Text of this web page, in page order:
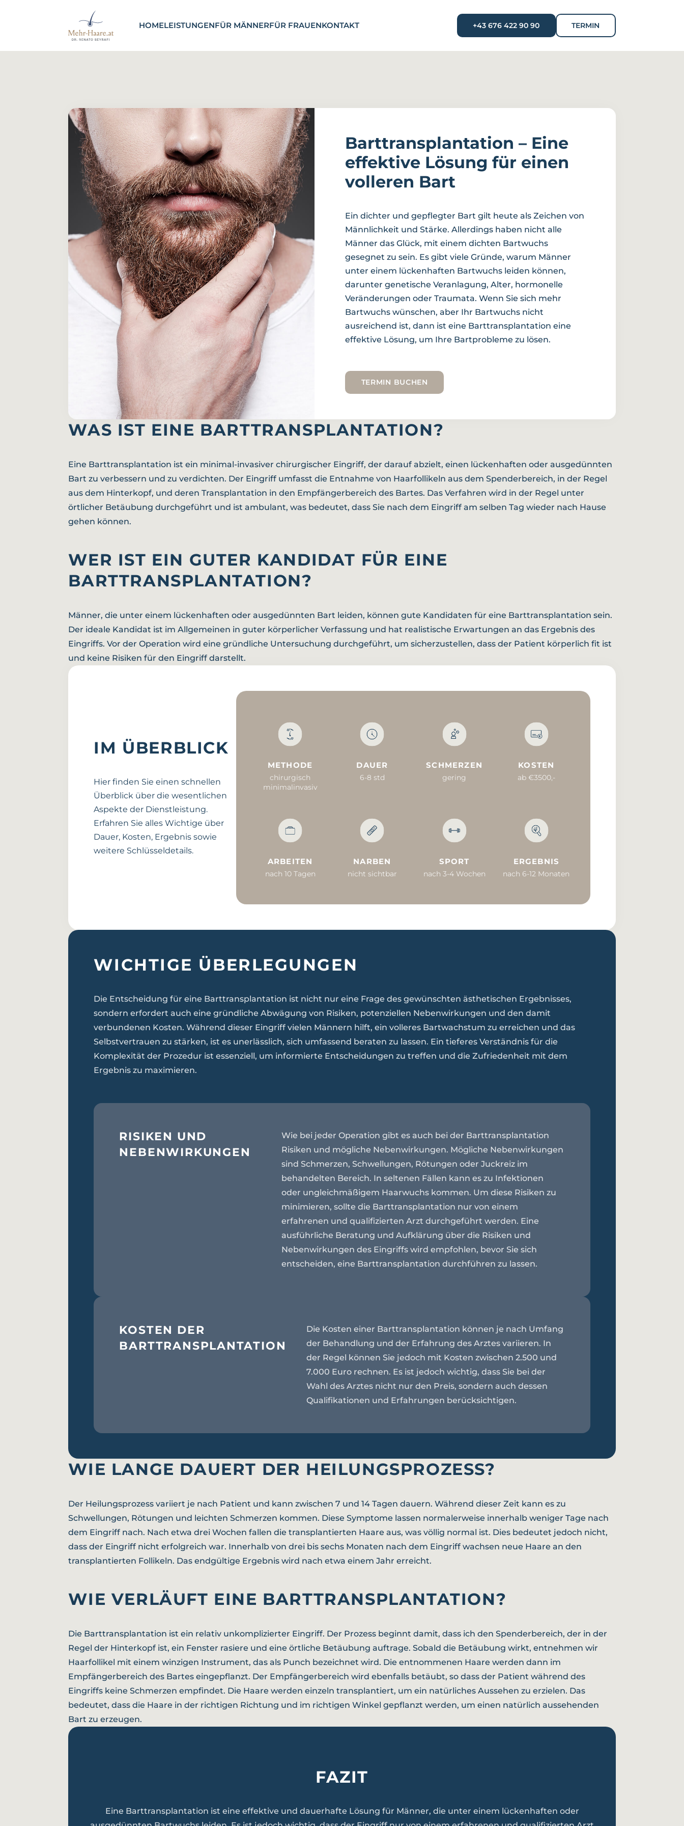
HOMELEISTUNGENFÜR MÄNNERFÜR FRAUENKONTAKT +43 676 422 90 90 TERMIN
Barttransplantation – Eine
effektive Lösung für einen
volleren Bart
Ein dichter und gepflegter Bart gilt heute als Zeichen von
Männlichkeit und Stärke. Allerdings haben nicht alle
Männer das Glück, mit einem dichten Bartwuchs
gesegnet zu sein. Es gibt viele Gründe, warum Männer
unter einem lückenhaften Bartwuchs leiden können,
darunter genetische Veranlagung, Alter, hormonelle
Veränderungen oder Traumata. Wenn Sie sich mehr
Bartwuchs wünschen, aber Ihr Bartwuchs nicht
ausreichend ist, dann ist eine Barttransplantation eine
effektive Lösung, um Ihre Bartprobleme zu lösen.
TERMIN BUCHEN
WAS IST EINE BARTTRANSPLANTATION?
Eine Barttransplantation ist ein minimal-invasiver chirurgischer Eingriff, der darauf abzielt, einen lückenhaften oder ausgedünnten
Bart zu verbessern und zu verdichten. Der Eingriff umfasst die Entnahme von Haarfollikeln aus dem Spenderbereich, in der Regel
aus dem Hinterkopf, und deren Transplantation in den Empfängerbereich des Bartes. Das Verfahren wird in der Regel unter
örtlicher Betäubung durchgeführt und ist ambulant, was bedeutet, dass Sie nach dem Eingriff am selben Tag wieder nach Hause
gehen können.
WER IST EIN GUTER KANDIDAT FÜR EINE
BARTTRANSPLANTATION?
Männer, die unter einem lückenhaften oder ausgedünnten Bart leiden, können gute Kandidaten für eine Barttransplantation sein.
Der ideale Kandidat ist im Allgemeinen in guter körperlicher Verfassung und hat realistische Erwartungen an das Ergebnis des
Eingriffs. Vor der Operation wird eine gründliche Untersuchung durchgeführt, um sicherzustellen, dass der Patient körperlich fit ist
und keine Risiken für den Eingriff darstellt.
IM ÜBERBLICK
Hier finden Sie einen schnellen
Überblick über die wesentlichen
Aspekte der Dienstleistung.
Erfahren Sie alles Wichtige über
Dauer, Kosten, Ergebnis sowie
weitere Schlüsseldetails.
METHODE
chirurgisch
minimalinvasiv
DAUER
6-8 std
SCHMERZEN
gering
KOSTEN
ab €3500,-
ARBEITEN
nach 10 Tagen
NARBEN
nicht sichtbar
SPORT
nach 3-4 Wochen
ERGEBNIS
nach 6-12 Monaten
WICHTIGE ÜBERLEGUNGEN
Die Entscheidung für eine Barttransplantation ist nicht nur eine Frage des gewünschten ästhetischen Ergebnisses,
sondern erfordert auch eine gründliche Abwägung von Risiken, potenziellen Nebenwirkungen und den damit
verbundenen Kosten. Während dieser Eingriff vielen Männern hilft, ein volleres Bartwachstum zu erreichen und das
Selbstvertrauen zu stärken, ist es unerlässlich, sich umfassend beraten zu lassen. Ein tieferes Verständnis für die
Komplexität der Prozedur ist essenziell, um informierte Entscheidungen zu treffen und die Zufriedenheit mit dem
Ergebnis zu maximieren.
RISIKEN UND
NEBENWIRKUNGEN
Wie bei jeder Operation gibt es auch bei der Barttransplantation
Risiken und mögliche Nebenwirkungen. Mögliche Nebenwirkungen
sind Schmerzen, Schwellungen, Rötungen oder Juckreiz im
behandelten Bereich. In seltenen Fällen kann es zu Infektionen
oder ungleichmäßigem Haarwuchs kommen. Um diese Risiken zu
minimieren, sollte die Barttransplantation nur von einem
erfahrenen und qualifizierten Arzt durchgeführt werden. Eine
ausführliche Beratung und Aufklärung über die Risiken und
Nebenwirkungen des Eingriffs wird empfohlen, bevor Sie sich
entscheiden, eine Barttransplantation durchführen zu lassen.
KOSTEN DER
BARTTRANSPLANTATION
Die Kosten einer Barttransplantation können je nach Umfang
der Behandlung und der Erfahrung des Arztes variieren. In
der Regel können Sie jedoch mit Kosten zwischen 2.500 und
7.000 Euro rechnen. Es ist jedoch wichtig, dass Sie bei der
Wahl des Arztes nicht nur den Preis, sondern auch dessen
Qualifikationen und Erfahrungen berücksichtigen.
WIE LANGE DAUERT DER HEILUNGSPROZESS?
Der Heilungsprozess variiert je nach Patient und kann zwischen 7 und 14 Tagen dauern. Während dieser Zeit kann es zu
Schwellungen, Rötungen und leichten Schmerzen kommen. Diese Symptome lassen normalerweise innerhalb weniger Tage nach
dem Eingriff nach. Nach etwa drei Wochen fallen die transplantierten Haare aus, was völlig normal ist. Dies bedeutet jedoch nicht,
dass der Eingriff nicht erfolgreich war. Innerhalb von drei bis sechs Monaten nach dem Eingriff wachsen neue Haare an den
transplantierten Follikeln. Das endgültige Ergebnis wird nach etwa einem Jahr erreicht.
WIE VERLÄUFT EINE BARTTRANSPLANTATION?
Die Barttransplantation ist ein relativ unkomplizierter Eingriff. Der Prozess beginnt damit, dass ich den Spenderbereich, der in der
Regel der Hinterkopf ist, ein Fenster rasiere und eine örtliche Betäubung auftrage. Sobald die Betäubung wirkt, entnehmen wir
Haarfollikel mit einem winzigen Instrument, das als Punch bezeichnet wird. Die entnommenen Haare werden dann im
Empfängerbereich des Bartes eingepflanzt. Der Empfängerbereich wird ebenfalls betäubt, so dass der Patient während des
Eingriffs keine Schmerzen empfindet. Die Haare werden einzeln transplantiert, um ein natürliches Aussehen zu erzielen. Das
bedeutet, dass die Haare in der richtigen Richtung und im richtigen Winkel gepflanzt werden, um einen natürlich aussehenden
Bart zu erzeugen.
FAZIT
Eine Barttransplantation ist eine effektive und dauerhafte Lösung für Männer, die unter einem lückenhaften oder